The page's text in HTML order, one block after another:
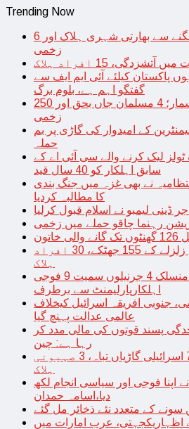
Trending Now
اسرائیل میں میزائل لگنے سے بھارتی شہری ہلاک اور 6
زخمی
15 افراد ہلاک
پاکستان کیلئے آئی ایم ایف سے
گفتگو اہم ہے، بلوم برگ
بھارت میں مدرسہ مسمار؛ 4 مسلمان جاں بحق اور 250
زخمی
کے امیدوار کی گاڑی پر بم
حملہ
لیک کرنے والے سی آئی اے کے
سابق اہلکار کو 40 سال قید
نے بھی غزہ میں جنگ بندی
کا مطالبہ کردیا
ڈینی لیمبو نے اسلام قبول کرلیا
رہنما چاقو حملے میں زخمی
جاپان میں ایک دن میں زلزلے کے 155 جھٹکے، 30 افراد
ہلاک
چین؛ میزائل یونٹ سے منسلک 4 جرنیلوں سمیت 9 فوجی
اہلکارپارلیمنٹ سے برطرف
جنوبی افریقہ اسرائیل کیخلاف
عالمی عدالت پہنچ گیا
پسند قوتوں کی مالی مدد کر
رہا ہے: چین
حماس کے حملوں میں 7 اسرائیلی گاڑیاں تباہ، 3 صہیونی
ہلاک
اپنا فوجی اور سیاسی انجام لکھ
دیا،اسامہ حمدان
کے متعدد نئے ذخائر مل گئے
عرب امارات میں